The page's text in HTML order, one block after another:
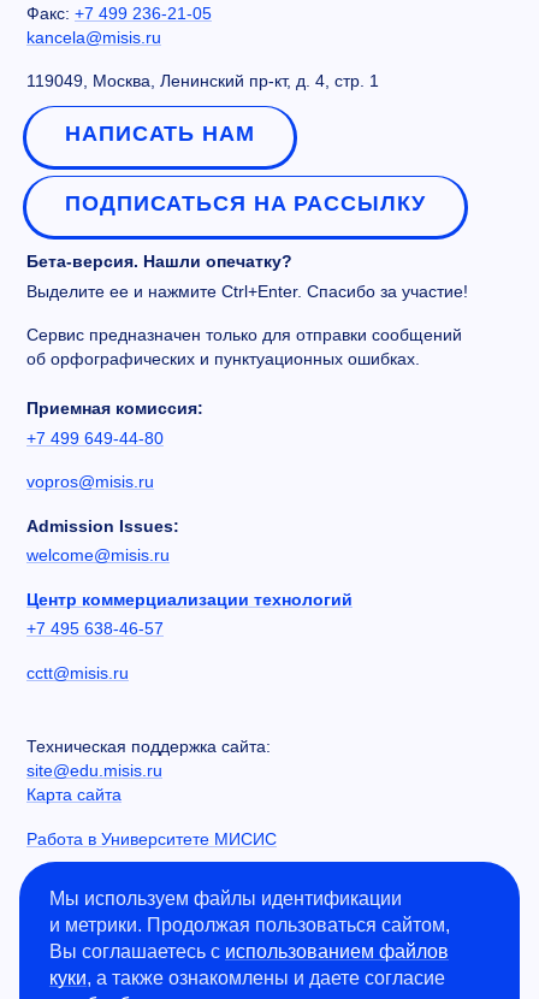
Факс: +7 499 236-21-05
kancela@misis.ru
119049, Москва, Ленинский пр-кт, д. 4, стр. 1
НАПИСАТЬ НАМ
ПОДПИСАТЬСЯ НА РАССЫЛКУ
Бета-версия. Нашли опечатку?
Выделите ее и нажмите Ctrl+Enter. Спасибо за участие!
Сервис предназначен только для отправки сообщений
об орфографических и пунктуационных ошибках.
Приемная комиссия:
+7 499 649-44-80
vopros@misis.ru
Admission Issues:
welcome@misis.ru
Центр коммерциализации технологий
+7 495 638-46-57
cctt@misis.ru
Техническая поддержка сайта:
site@edu.misis.ru
Карта сайта
Работа в Университете МИСИС
Информация о закупках
Противодействие коррупции
Политика конфиденциальности
Мы используем файлы идентификации
и метрики. Продолжая пользоваться сайтом,
Вы соглашаетесь с использованием файлов
куки, а также ознакомлены и даете согласие